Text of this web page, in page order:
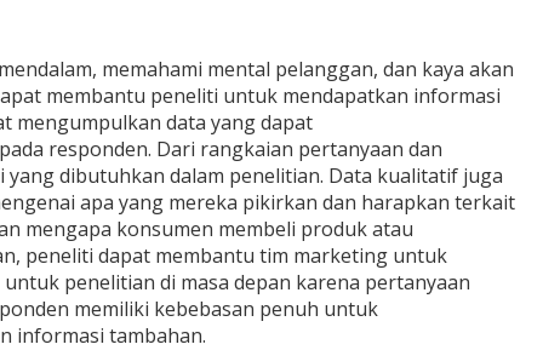
memahami mental pelanggan, dan kaya akan
membantu peneliti untuk mendapatkan informasi
mengumpulkan data yang dapat
responden. Dari rangkaian pertanyaan dan
dibutuhkan dalam penelitian. Data kualitatif juga
apa yang mereka pikirkan dan harapkan terkait
mengapa konsumen membeli produk atau
peneliti dapat membantu tim marketing untuk
penelitian di masa depan karena pertanyaan
memiliki kebebasan penuh untuk
informasi tambahan.